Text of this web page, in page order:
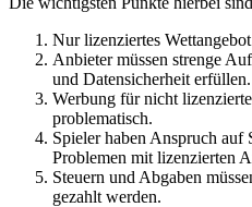
Nur lizenziertes
Anbieter müssen strenge
und Datensicherheit erfüllen.
Werbung für nicht
problematisch.
Spieler haben Anspruch
Problemen mit lizenzierten
Steuern und Abgaben
gezahlt werden.